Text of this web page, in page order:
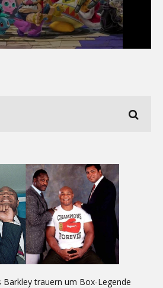
Barkley trauern um Box-Legende